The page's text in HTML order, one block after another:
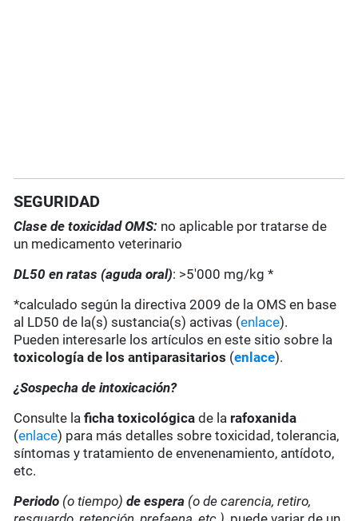
SEGURIDAD
Clase de toxicidad OMS: no aplicable por tratarse de
un medicamento veterinario
DL50 en ratas (aguda oral): >5'000 mg/kg *
*calculado según la directiva 2009 de la OMS en base
al LD50 de la(s) sustancia(s) activas (enlace).
Pueden interesarle los artículos en este sitio sobre la
toxicología de los antiparasitarios (enlace).
¿Sospecha de intoxicación?
Consulte laficha toxicológica de la rafoxanida
(enlace) para más detalles sobre toxicidad, tolerancia,
síntomas y tratamiento de envenenamiento, antídoto,
etc.
Periodo (o tiempo) de espera (o de carencia, retiro,